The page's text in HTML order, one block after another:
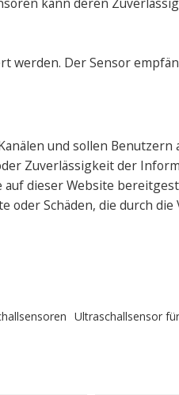
werden. Der Sensor
und sollen
Zuverlässigkeit der
dieser Website
Schäden, die durch
Ultraschallsensor